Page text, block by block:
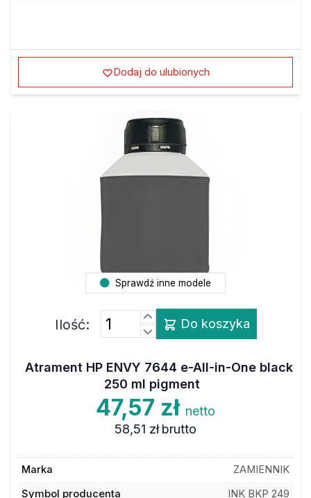
Dodaj do ulubionych
Sprawdź inne modele
Ilość: Do koszyka
Atrament HP ENVY 7644 e-All-in-One black
250 ml pigment
47,57 zł netto
58,51 zł brutto
Marka
ZAMIENNIK
Symbol producenta
INK BKP 249